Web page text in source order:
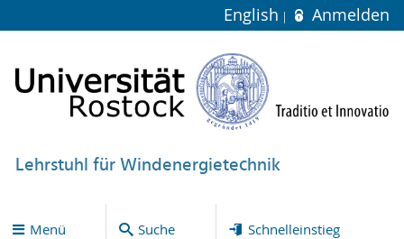
English Anmelden
Lehrstuhl für Windenergietechnik
Menü Suche Schnelleinstieg